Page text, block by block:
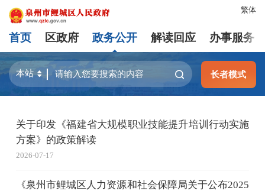
繁体
首页 区政府 政务公开 解读回应 办事服务
长者模式
关于印发《福建省大规模职业技能提升培训行动实施
方案》的政策解读
2026-07-17
《泉州市鲤城区人力资源和社会保障局关于公布2025